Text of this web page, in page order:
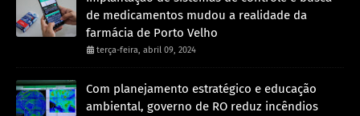
de medicamentos mudou a realidade da
farmácia de Porto Velho
terça-feira, abril 09, 2024
Com planejamento estratégico e educação
ambiental, governo de RO reduz incêndios